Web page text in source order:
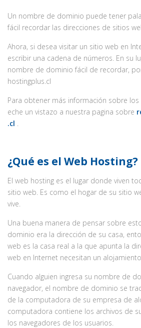
Un nombre de dominio puede tener
fácil recordar las direcciones de sitios
Ahora, si desea visitar un sitio web en
escribir una cadena de números. En su
nombre de dominio fácil de recordar,
hostingplus.cl
Para obtener más información sobre
eche un vistazo a nuestra pagina sobre
.cl .
¿Qué es el Web Hosting?
El web hosting es el lugar donde viven
sitio web. Es como el hogar de su sitio
vive.
Una buena manera de pensar sobre
dominio era la dirección de su casa,
web es la casa real a la que apunta la
web en Internet necesitan un
Cuando alguien ingresa su nombre de
navegador, el nombre de dominio se
de la computadora de su empresa de
computadora contiene los archivos de
los navegadores de los usuarios.